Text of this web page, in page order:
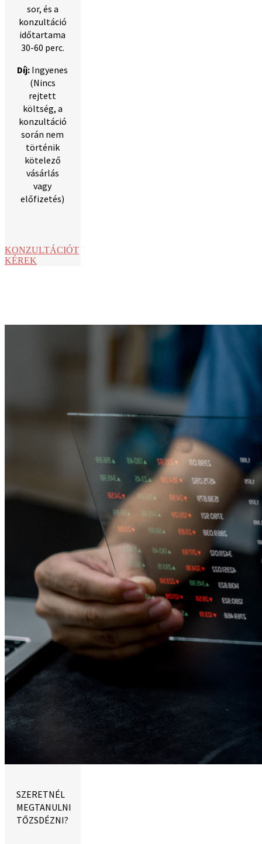
sor, és a
konzultáció
időtartama
30-60 perc.
Díj: Ingyenes
(Nincs
rejtett
költség, a
konzultáció
során nem
történik
kötelező
vásárlás
vagy
előfizetés)
KONZULTÁCIÓT
KÉREK
SZERETNÉL
MEGTANULNI
TŐZSDÉZNI?